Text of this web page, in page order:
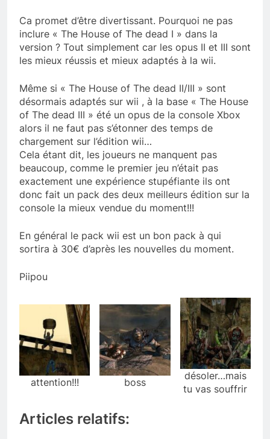
Ca promet d’être divertissant. Pourquoi ne pas
inclure « The House of The dead I » dans la
version ? Tout simplement car les opus II et III sont
les mieux réussis et mieux adaptés à la wii.
Même si « The House of The dead II/III » sont
désormais adaptés sur wii , à la base « The House
of The dead III » été un opus de la console Xbox
alors il ne faut pas s’étonner des temps de
chargement sur l’édition wii…
Cela étant dit, les joueurs ne manquent pas
beaucoup, comme le premier jeu n’était pas
exactement une expérience stupéfiante ils ont
donc fait un pack des deux meilleurs édition sur la
console la mieux vendue du moment!!!
En général le pack wii est un bon pack à qui
sortira à 30€ d’après les nouvelles du moment.
Piipou
attention!!! boss
désoler…mais
tu vas souffrir
Articles relatifs: